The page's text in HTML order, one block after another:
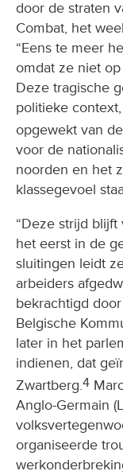
door de straten
Combat, het
“Eens te meer
omdat ze niet
Deze tragische
politieke
opgewekt van
voor de
noorden en het
klassegevoel
“Deze strijd
het eerst in de
sluitingen leidt
arbeiders
bekrachtigd
Belgische
later in het
indienen, dat
Zwartberg.4
Anglo-Germain
organiseerde